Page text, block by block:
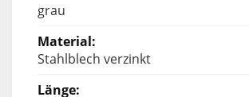
grau
Stahlblech verzinkt